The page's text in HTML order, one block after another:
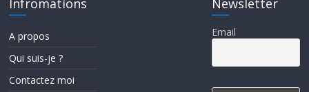
A propos
Qui suis-je ?
Contactez moi
Email